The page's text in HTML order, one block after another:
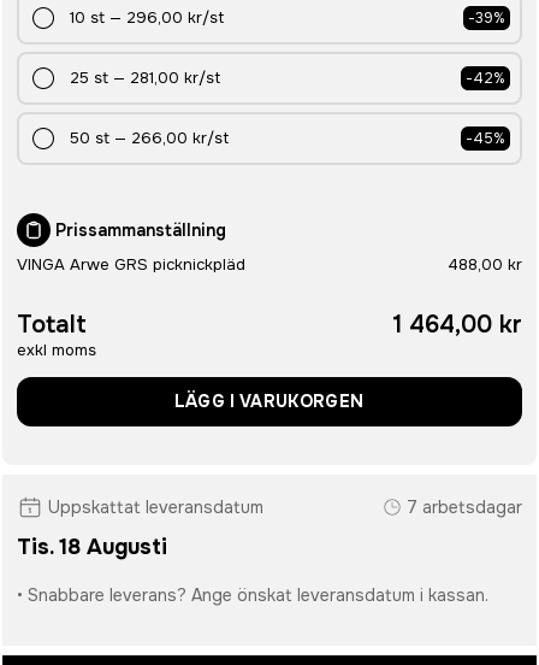
10 st — 296,00 kr/st -39%
25 st — 281,00 kr/st -42%
50 st — 266,00 kr/st -45%
Prissammanställning
VINGA Arwe GRS picknickpläd 488,00 kr
Totalt
exkl moms
1 464,00 kr
LÄGG I VARUKORGEN
Uppskattat leveransdatum 7 arbetsdagar
Tis. 18 Augusti
• Snabbare leverans? Ange önskat leveransdatum i kassan.